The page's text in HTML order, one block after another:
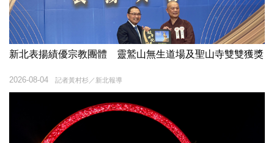
新北表揚績優宗教團體 靈鷲山無生道場及聖山寺雙雙獲獎
記者黃村杉／新北報導
2026-08-04